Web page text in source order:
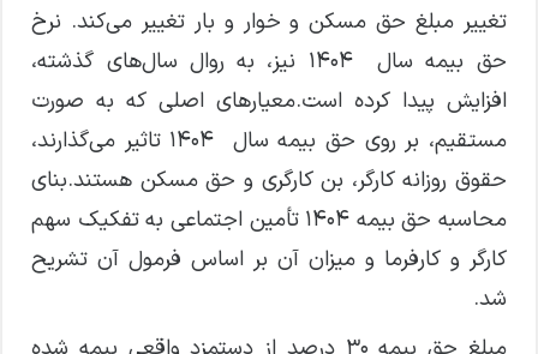
تغییر مبلغ حق مسکن و خوار و بار تغییر می‌کند. نرخ
حق بیمه سال ۱۴۰۴ نیز، به روال سال‌های گذشته،
افزایش پیدا کرده است.معیار‌های اصلی که به صورت
مستقیم، بر روی حق بیمه سال ۱۴۰۴ تاثیر می‌گذارند،
حقوق روزانه کارگر، بن کارگری و حق مسکن هستند.بنای
محاسبه حق بیمه ۱۴۰۴ تأمین اجتماعی به تفکیک سهم
کارگر و کارفرما و میزان آن بر اساس فرمول آن تشریح
شد.